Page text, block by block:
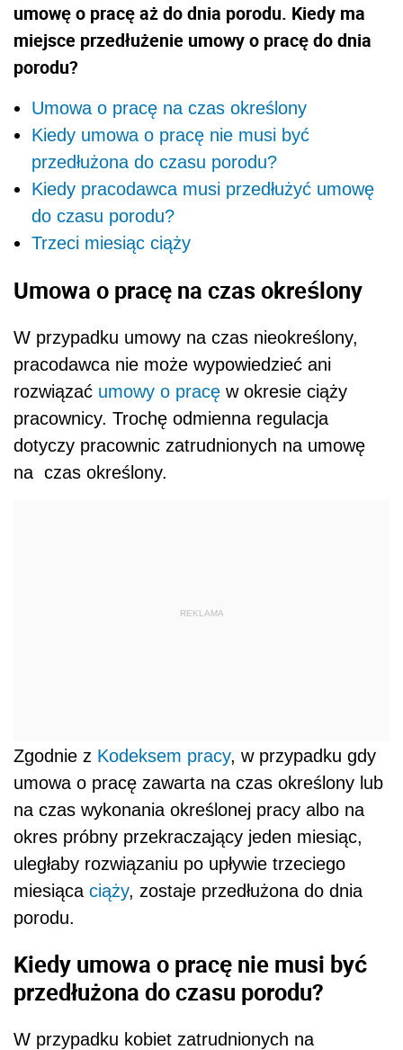
umowę o pracę aż do dnia porodu. Kiedy ma
miejsce przedłużenie umowy o pracę do dnia
porodu?
Umowa o pracę na czas określony
Kiedy umowa o pracę nie musi być
przedłużona do czasu porodu?
Kiedy pracodawca musi przedłużyć umowę
do czasu porodu?
Trzeci miesiąc ciąży
Umowa o pracę na czas określony
W przypadku umowy na czas nieokreślony,
pracodawca nie może wypowiedzieć ani
rozwiązać umowy o pracę w okresie ciąży
pracownicy. Trochę odmienna regulacja
dotyczy pracownic zatrudnionych na umowę
na czas określony.
REKLAMA
Zgodnie z Kodeksem pracy, w przypadku gdy
umowa o pracę zawarta na czas określony lub
na czas wykonania określonej pracy albo na
okres próbny przekraczający jeden miesiąc,
uległaby rozwiązaniu po upływie trzeciego
miesiąca ciąży, zostaje przedłużona do dnia
porodu.
Kiedy umowa o pracę nie musi być
przedłużona do czasu porodu?
W przypadku kobiet zatrudnionych na